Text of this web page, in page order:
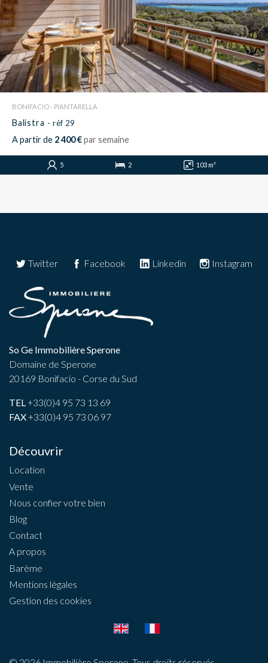
BONIFACIO - PIANTARELLA
Balistra - réf 29
A partir de 2 400 €par semaine
5 2 103 m²
Twitter Facebook Linkedin Instagram
So Ge Immobilière Sperone
Domaine de Sperone
20169 Bonifacio - Corse du Sud
TEL+33(0)4 95 73 13 69
FAX+33(0)4 95 73 06 97
Découvrir
Location
Vente
Nous confier votre bien
Blog
Contact
A propos
Barème
Mentions légales
Gestion des cookies